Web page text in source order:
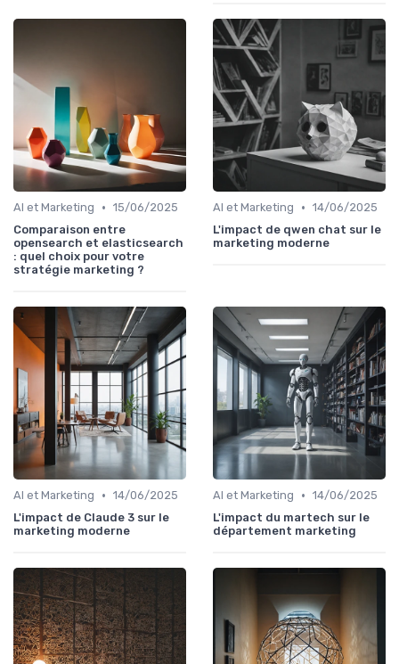
AI et Marketing • 15/06/2025
Comparaison entre
opensearch et elasticsearch
: quel choix pour votre
stratégie marketing ?
AI et Marketing • 14/06/2025
L'impact de qwen chat sur le
marketing moderne
AI et Marketing • 14/06/2025
L'impact de Claude 3 sur le
marketing moderne
AI et Marketing • 14/06/2025
L'impact du martech sur le
département marketing